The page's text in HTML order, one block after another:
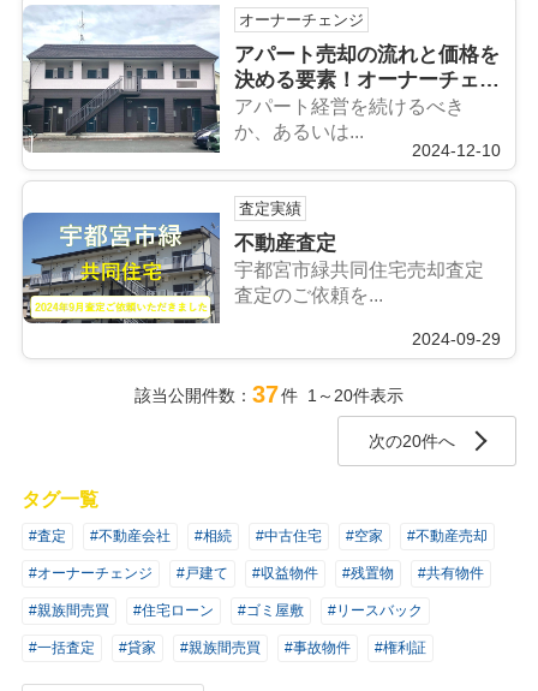
オーナーチェンジ
アパート売却の流れと価格を
決める要素！オーナーチェン
ジについても解説
アパート経営を続けるべき
か、あるいは...
2024-12-10
査定実績
不動産査定
宇都宮市緑共同住宅売却査定
査定のご依頼を...
2024-09-29
該当公開件数： 37件 1～20件表示
次の20件へ
タグ一覧
#査定 #不動産会社 #相続 #中古住宅 #空家 #不動産売却
#オーナーチェンジ #戸建て #収益物件 #残置物 #共有物件
#親族間売買 #住宅ローン #ゴミ屋敷 #リースバック
#一括査定 #貸家 #親族間売買 #事故物件 #権利証